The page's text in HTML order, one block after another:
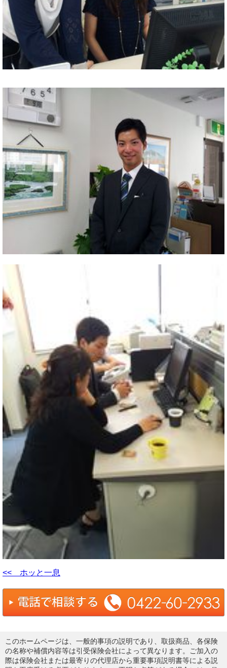
<< ホッと一息
このホームページは、一般的事項の説明であり、取扱商品、各保険
の名称や補償内容等は引受保険会社によって異なります。ご加入の
際は保険会社または最寄りの代理店から重要事項説明書等による説